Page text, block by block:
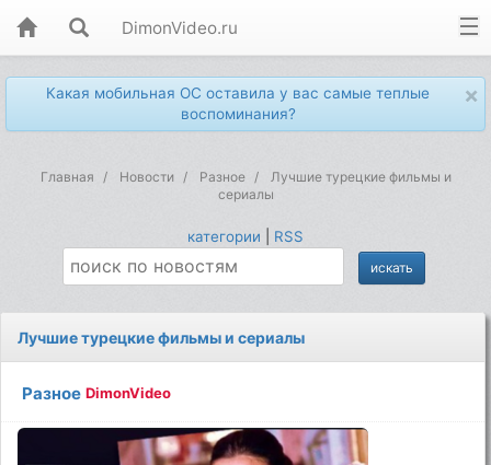
DimonVideo.ru
×
Какая мобильная ОС оставила у вас самые теплые
воспоминания?
Главная Новости Разное
Лучшие турецкие фильмы и
сериалы
категории RSS
Лучшие турецкие фильмы и сериалы
Разное DimonVideo